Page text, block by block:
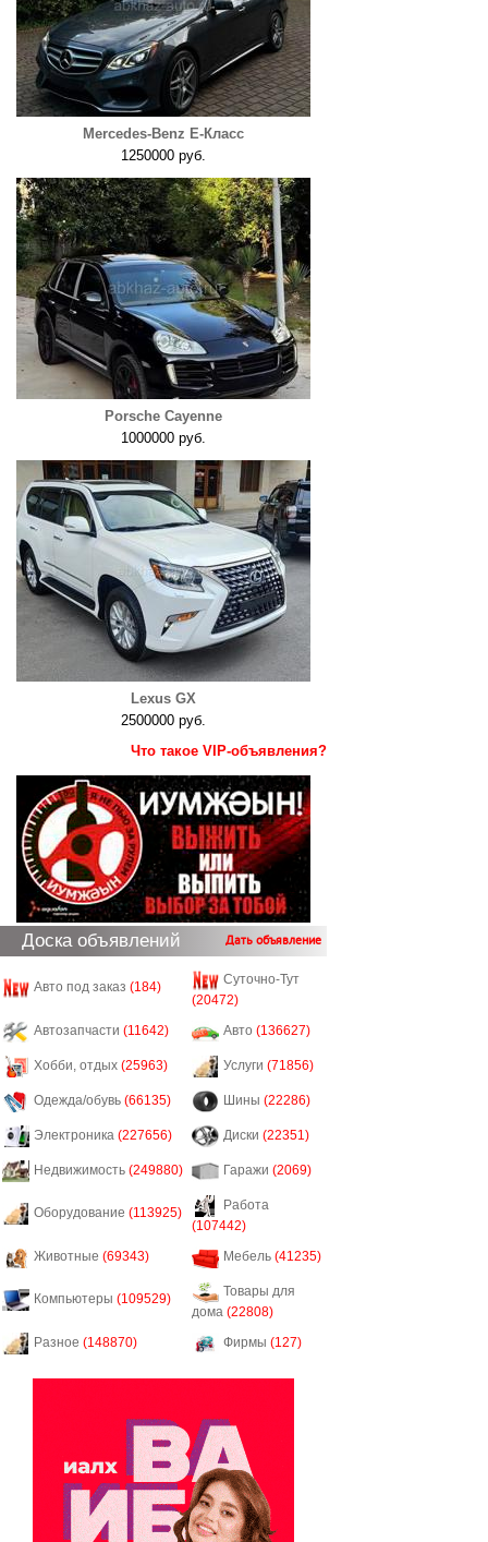
Mercedes-Benz E-Класс
1250000 руб.
Porsche Cayenne
1000000 руб.
Lexus GX
2500000 руб.
Что такое VIP-объявления?
Доска объявлений Дать объявление
Авто под заказ (184)
Суточно-Тут
(20472)
Автозапчасти (11642) Авто (136627)
Хобби, отдых (25963) Услуги (71856)
Одежда/обувь (66135) Шины (22286)
Электроника (227656) Диски (22351)
Недвижимость (249880) Гаражи (2069)
Оборудование (113925)
Работа
(107442)
Животные (69343) Мебель (41235)
Компьютеры (109529)
Товары для
дома (22808)
Разное (148870) Фирмы (127)